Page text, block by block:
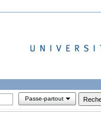
Passe-partout